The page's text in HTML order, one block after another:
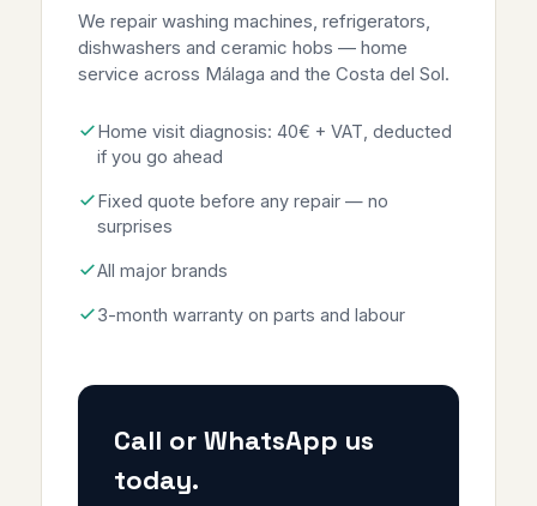
We repair washing machines, refrigerators,
dishwashers and ceramic hobs — home
service across Málaga and the Costa del Sol.
Home visit diagnosis: 40€ + VAT, deducted
if you go ahead
Fixed quote before any repair — no
surprises
All major brands
3-month warranty on parts and labour
Call or WhatsApp us
today.